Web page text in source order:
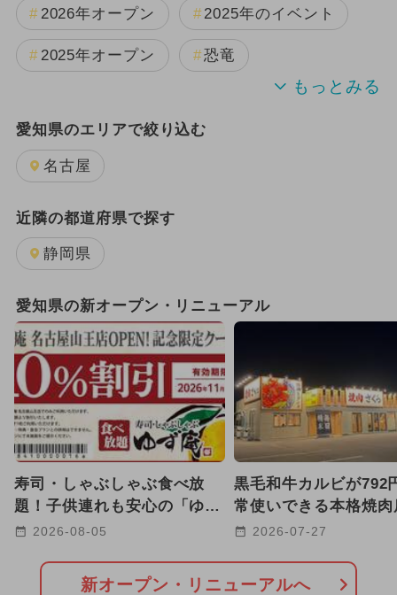
2026年オープン 2025年のイベント
2025年オープン 恐竜
2024年のイベント
雨の日OK
2025年12月のイベント
2026年1月のイベント
2024年12月のイベント
2026年3月のイベント
2024年7月のイベント
2024年11月のイベント
2026年2月のイベント
2025年3月のイベント
愛知県のエリアで絞り込む
名古屋
近隣の都道府県で探す
静岡県
愛知県の新オープン・リニューアル
寿司・しゃぶしゃぶ食べ放
題！子供連れも安心の「ゆず
庵 名古屋山王店」が新オー
2026-08-05
黒毛和牛カルビが792
常使いできる本格焼肉
知・東海市に登場
2026-07-27
新オープン・リニューアルへ